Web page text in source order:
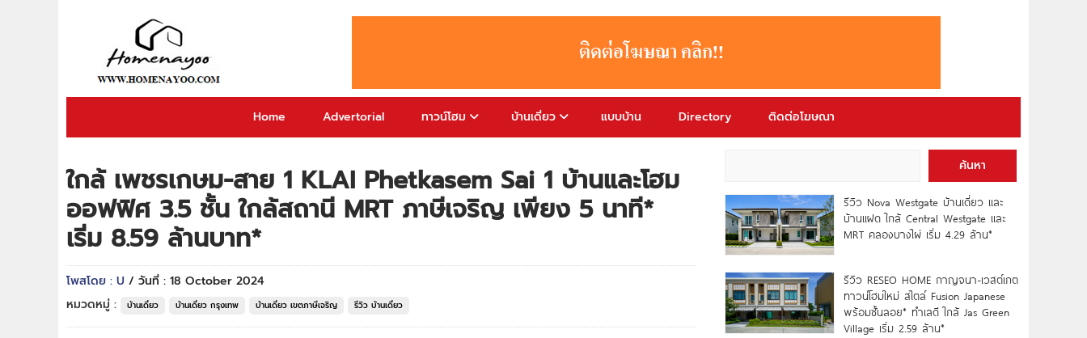
Home Advertorial ทาวน์โฮม บ้านเดี่ยว แบบบ้าน Directory ติดต่อโฆษณา
ใกล้ เพชรเกษม-สาย 1 KLAI Phetkasem Sai 1 บ้านและโฮม
ออฟฟิศ 3.5 ชั้น ใกล้สถานี MRT ภาษีเจริญ เพียง 5 นาที*
เริ่ม 8.59 ล้านบาท*
โพสโดย : U / วันที่ : 18 October 2024
หมวดหมู่ :
บ้านเดี่ยว บ้านเดี่ยว กรุงเทพ บ้านเดี่ยว เขตภาษีเจริญ รีวิว บ้านเดี่ยว
ค้นหา
รีวิว Nova Westgate บ้านเดี่ยว และ
บ้านแฝด ใกล้ Central Westgate และ
MRT คลองบางไผ่ เริ่ม 4.29 ล้าน*
รีวิว RESEO HOME กาญจนา-เวสต์เกต
ทาวน์โฮมใหม่ สไตล์ Fusion Japanese
พร้อมชั้นลอย* ทำเลดี ใกล้ Jas Green
Village เริ่ม 2.59 ล้าน*